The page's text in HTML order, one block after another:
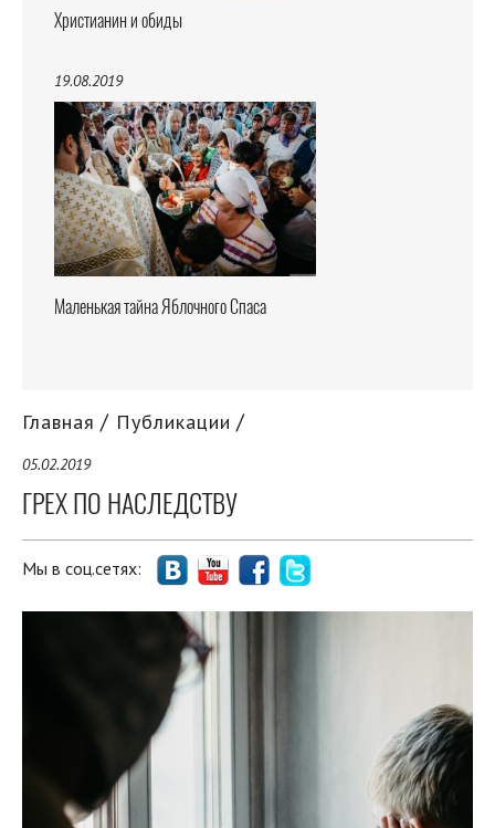
Христианин и обиды
19.08.2019
Маленькая тайна Яблочного Спаса
Главная Публикации
05.02.2019
ГРЕХ ПО НАСЛЕДСТВУ
Мы в соц.сетях: